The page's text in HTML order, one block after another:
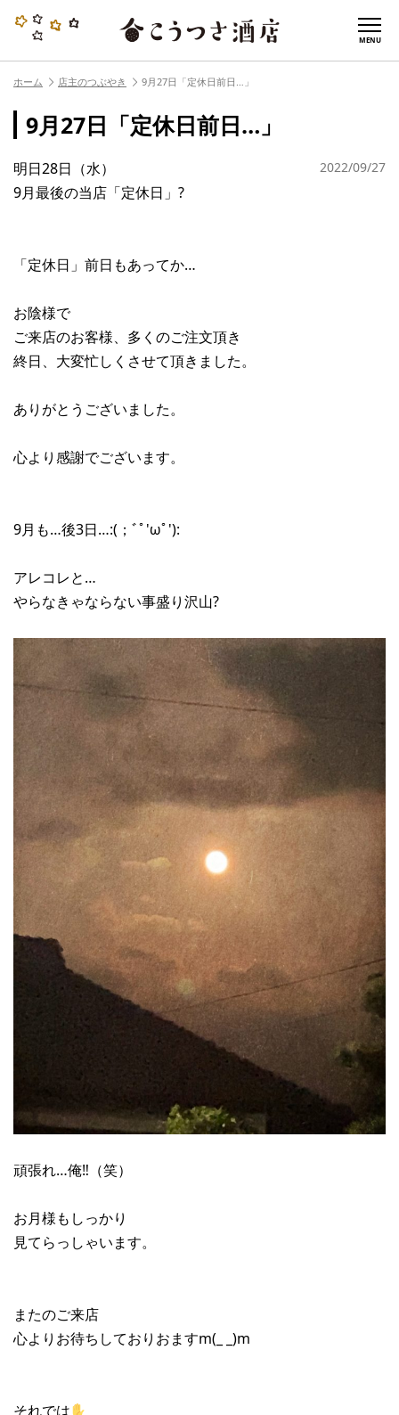
MENU
ホーム 店主のつぶやき 9月27日「定休日前日…」
9月27日「定休日前日…」
2022/09/27
明日28日（水）
9月最後の当店「定休日」?
「定休日」前日もあってか…
お陰様で
ご来店のお客様、多くのご注文頂き
終日、大変忙しくさせて頂きました。
ありがとうございました。
心より感謝でございます。
9月も…後3日…:(；ﾞﾟ'ωﾟ'):
アレコレと…
やらなきゃならない事盛り沢山?
頑張れ…俺‼︎（笑）
お月様もしっかり
見てらっしゃいます。
またのご来店
心よりお待ちしておりおますm(_ _)m
それでは